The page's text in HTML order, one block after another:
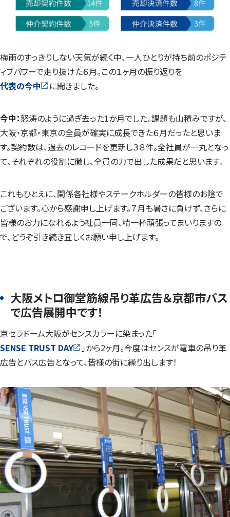
梅雨のすっきりしない天気が続く中、一人ひとりが持ち前のポジテ
ィブパワーで走り抜けた６月。この１ヶ月の振り返りを
代表の今中
に聞きました。
今中：怒涛のように過ぎ去った1か月でした。課題も山積みですが、
大阪・京都・東京の全員が確実に成長できた６月だったと思いま
す。契約数は、過去のレコードを更新し３８件。全社員が一丸となっ
て、それぞれの役割に徹し、全員の力で出した成果だと思います。
これもひとえに、関係各社様やステークホルダーの皆様のお陰で
ございます。心から感謝申し上げます。７月も暑さに負けず、さらに
皆様のお力になれるよう社員一同、精一杯頑張ってまいりますの
で、どうぞ引き続き宜しくお願い申し上げます。
大阪メトロ御堂筋線吊り革広告＆京都市バス
で広告展開中です！
京セラドーム大阪がセンスカラーに染まった「
SENSE TRUST DAY
」から2ヶ月。今度はセンスが電車の吊り革
広告とバス広告となって、皆様の街に繰り出します！